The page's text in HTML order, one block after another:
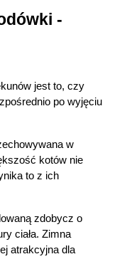
-
jest to, czy
po wyjęciu
w
kotów nie
to z ich
zdobycz o
ciała. Zimna
atrakcyjna dla